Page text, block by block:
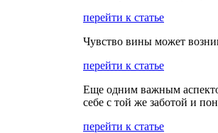
перейти к статье
Чувство вины может
перейти к статье
Еще одним важным
себе с той же заботой и
перейти к статье